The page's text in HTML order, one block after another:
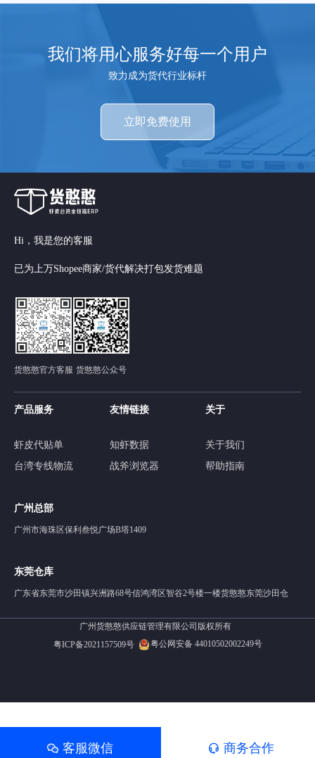
我们将用心服务好每一个用户
致力成为货代行业标杆
立即免费使用
Hi，我是您的客服
已为上万Shopee商家/货代解决打包发货难题
货憨憨官方客服 货憨憨公众号
产品服务
虾皮代贴单
台湾专线物流
友情链接
知虾数据
战斧浏览器
关于
关于我们
帮助指南
广州总部
广州市海珠区保利叁悦广场B塔1409
东莞仓库
广东省东莞市沙田镇兴洲路68号信鸿湾区智谷2号楼一楼货憨憨东莞沙田仓
广州货憨憨供应链管理有限公司版权所有
粤ICP备2021157509号
粤公网安备 44010502002249号
客服微信 商务合作